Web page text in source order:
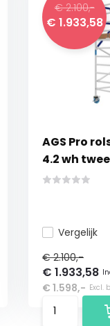
€ 2.100,-
€ 1.933,58
AGS Pro
4.2 wh
Vergelijk
€ 2.100,-
€ 1.933,58
€ 1.598,- Excl.